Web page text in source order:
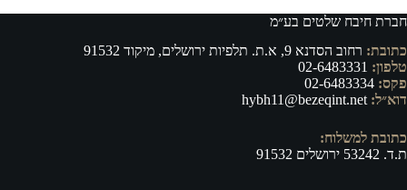
חברת חיבח שלטים בע״מ
כתובת: רחוב הסדנא 9, א.ת. תלפיות ירושלים, מיקוד 91532
טלפון: 02-6483331
פקס:
דוא״ל: hybh11@bezeqint.net
כתובת למשלוח:
ת.ד. 53242 ירושלים 91532